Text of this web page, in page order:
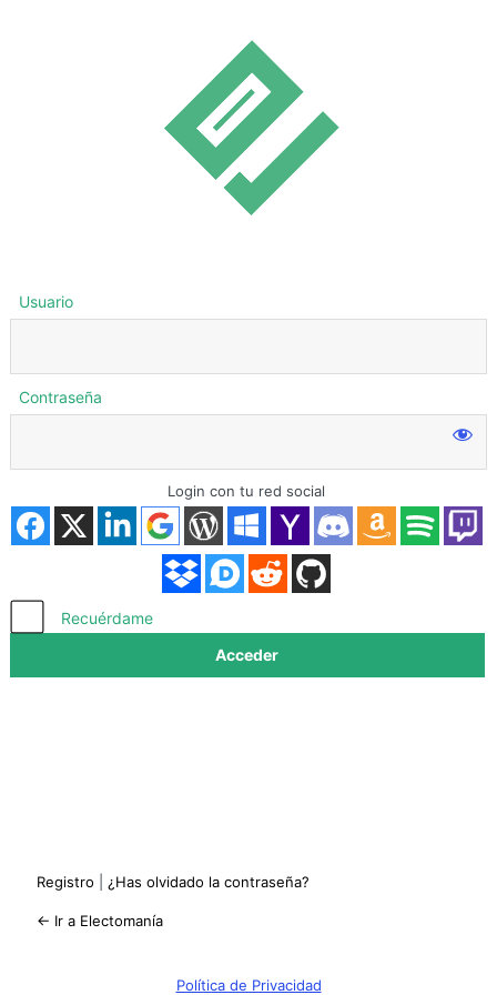
Acceder
Usuario
Contraseña
Login con tu red social
Recuérdame
Registro ¿Has olvidado la contraseña?
← Ir a Electomanía
Política de Privacidad